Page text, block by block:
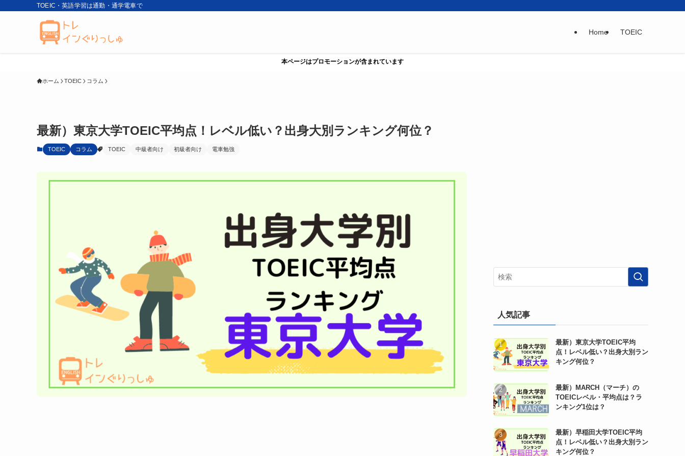
TOEIC・英語学習は通勤・通学電車で
Home TOEIC
本ページはプロモーションが含まれています
ホーム TOEIC コラム
最新）東京大学TOEIC平均点！レベル低い？出身大別ランキング何位？
TOEIC コラム TOEIC 中級者向け 初級者向け 電車勉強
人気記事
最新）東京大学TOEIC平均
点！レベル低い？出身大別ラン
キング何位？
最新）MARCH（マーチ）の
TOEICレベル・平均点は？ラ
ンキング1位は？
最新）早稲田大学TOEIC平均
点！レベル低い？出身大別ラン
キング何位？